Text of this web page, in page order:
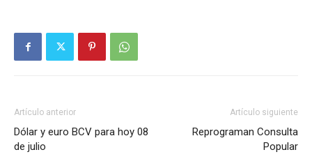
Artículo anterior
Dólar y euro BCV para hoy 08
de julio
Artículo siguiente
Reprograman Consulta
Popular